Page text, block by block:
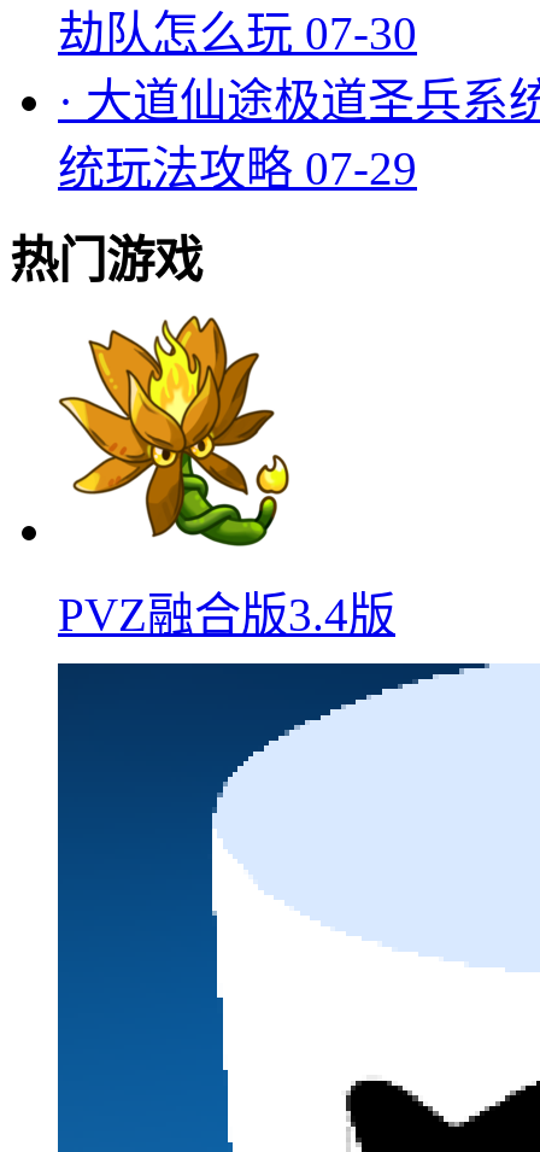
劫队怎么玩 07-30
· 大道仙途极道圣兵系
统玩法攻略 07-29
热门游戏
PVZ融合版3.4版